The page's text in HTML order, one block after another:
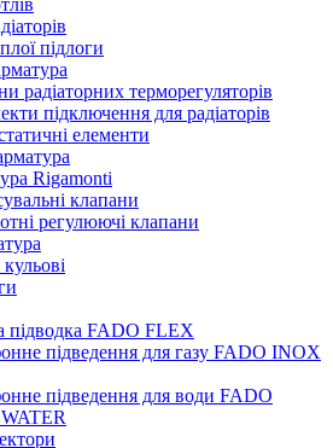
підлоги
радіаторних терморегуляторів
підключення для радіаторів
елементи
Rigamonti
клапани
регулюючі клапани
підводка FADO FLEX
підведення для газу FADO INOX
підведення для води FADO